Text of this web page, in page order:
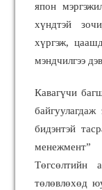
япон
хүндтэй
хүргэж,
мэндчилгээ
Кавагүчи
бидэнтэй
менежмент”
Төгсөлтийн
төлөвлөхөд